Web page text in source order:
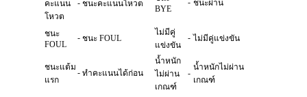
คะแนน
โหวต
- ชนะคะแนนโหวต
BYE
- ชนะผ่าน
ชนะ
FOUL
- ชนะ FOUL
ไม่มีคู่
แข่งขัน
- ไม่มีคู่แข่งขัน
ชนะแต้ม
แรก
- ทำคะแนนได้ก่อน
น้ำหนัก
ไม่ผ่าน
เกณฑ์
-
น้ำหนักไม่ผ่าน
เกณฑ์